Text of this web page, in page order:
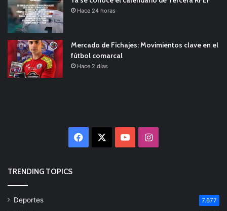
Hace 24 horas
Mercado de Fichajes: Movimientos clave en el
fútbol comarcal
Hace 2 días
Facebook YouTubeInstagram
TRENDING TOPICS
Deportes 7.677